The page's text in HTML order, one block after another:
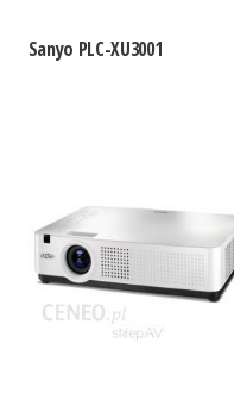
Sanyo PLC-XU3001